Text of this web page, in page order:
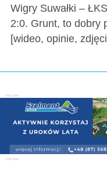
Wigry Suwałki –
2:0. Grunt, to dobry
[wideo, opinie,